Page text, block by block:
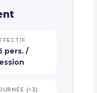
pers. /
(×3)